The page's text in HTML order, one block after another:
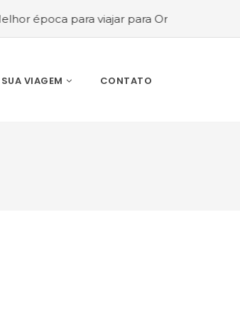
para viajar para Orlando: mês a mês
SUA VIAGEM CONTATO